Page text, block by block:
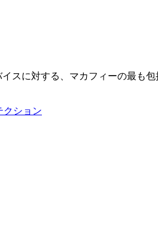
スに対する、マカフィーの最も包
クション